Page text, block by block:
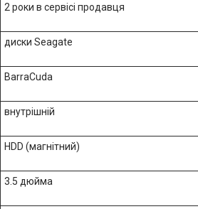
2 роки в сервісі продавця
диски Seagate
BarraCuda
внутрішній
HDD (магнітний)
3.5 дюйма